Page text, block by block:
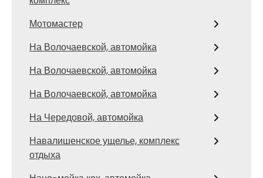
Мотомастер
На Волочаевской, автомойка
На Волочаевской, автомойка
На Волочаевской, автомойка
На Чередовой, автомойка
Навалишенское ущелье, комплекс
отдыха